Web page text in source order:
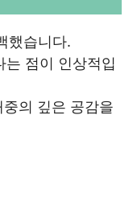
했습니다.
는 점이 인상적입
의 깊은 공감을